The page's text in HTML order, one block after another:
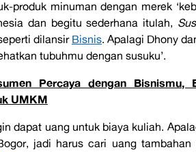
produk minuman dengan merek
dan begitu sederhana itulah,
dilansir Bisnis. Apalagi Dhony
tubuhmu dengan susuku’.
Percaya dengan Bisnismu,
UMKM
dapat uang untuk biaya kuliah.
jadi harus cari uang tambahan